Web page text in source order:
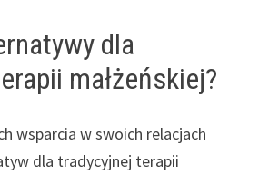
dla
małżeńskiej?
wsparcia w swoich relacjach
dla tradycyjnej terapii